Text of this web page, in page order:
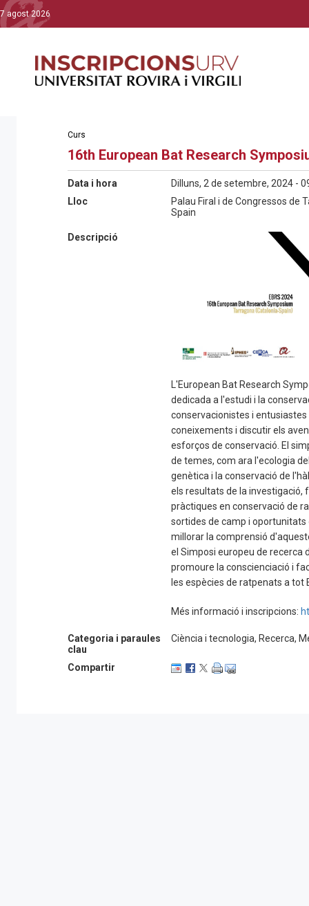
7 agost 2026
Curs
16th European Bat Research
Data i hora
Dilluns, 2 de setembre, 2024 -
Lloc
Palau Firal i de Congressos de
Spain
Descripció
L'European Bat Research
dedicada a l'estudi i la
conservacionistes i
coneixements i discutir els
esforços de conservació. El
de temes, com ara l'ecologia
genètica i la conservació de
els resultats de la investigació,
pràctiques en conservació de
sortides de camp i
millorar la comprensió
el Simposi europeu de recerca
promoure la conscienciació i
les espècies de ratpenats a tot
Més informació i inscripcions:
Categoria i paraules
clau
Ciència i tecnologia, Recerca,
Compartir